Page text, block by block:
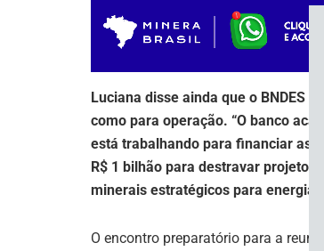
Luciana disse ainda que o BNDES
como para operação. “O banco
está trabalhando para financiar as
R$ 1 bilhão para destravar projetos
minerais estratégicos para energias
O encontro preparatório para a